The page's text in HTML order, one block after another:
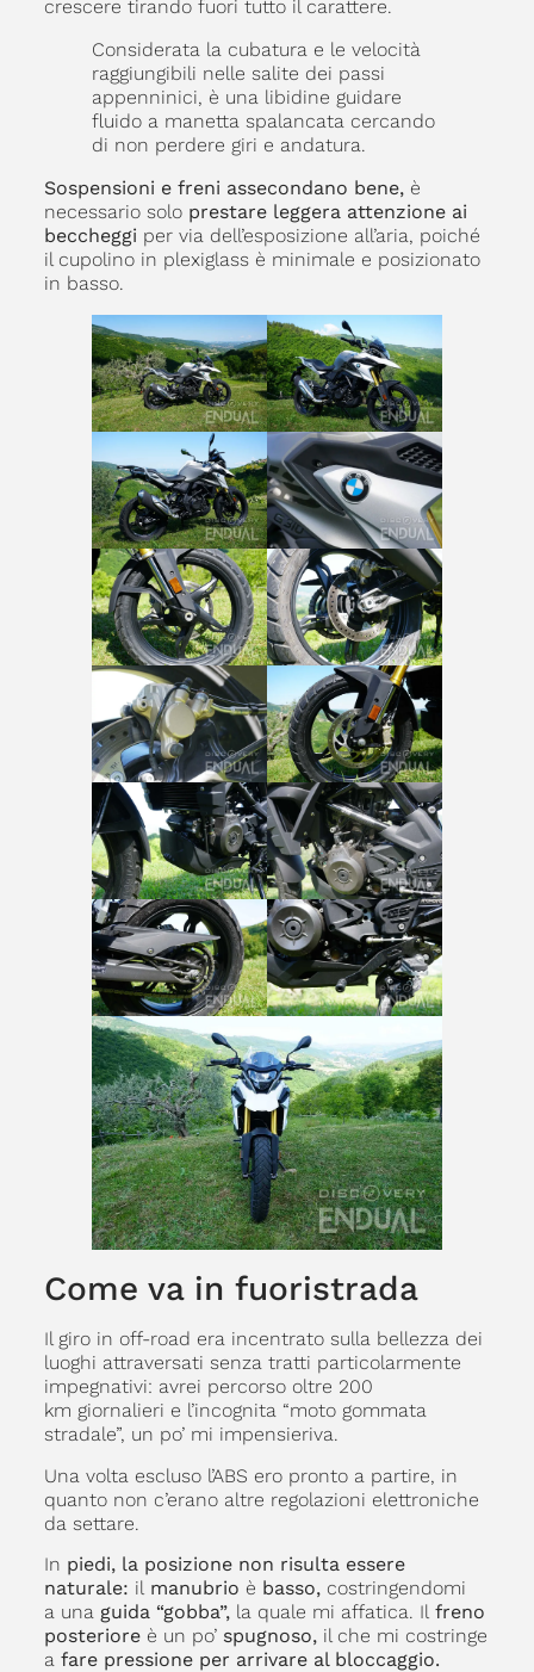
crescere tirando fuori tutto il carattere.
Considerata la cubatura e le velocità
raggiungibili nelle salite dei passi
appenninici, è una libidine guidare
fluido a manetta spalancata cercando
di non perdere giri e andatura.
Sospensioni e freni assecondano bene,è
necessario solo prestare leggera attenzione ai
beccheggi per via dell’esposizione all’aria, poiché
il cupolino in plexiglass è minimale e posizionato
in basso.
Come va in fuoristrada
Il giro in off-road era incentrato sulla bellezza dei
luoghi attraversati senza tratti particolarmente
impegnativi: avrei percorso oltre 200
km giornalieri e l’incognita “moto gommata
stradale”, un po’ mi impensieriva.
Una volta escluso l’ABS ero pronto a partire, in
quanto non c’erano altre regolazioni elettroniche
da settare.
In piedi, la posizione non risulta essere
naturale: il manubrio è basso,costringendomi
a una guida “gobba”, la quale mi affatica. Il freno
posterioreè un po’ spugnoso,il che mi costringe
a fare pressione per arrivare al bloccaggio.